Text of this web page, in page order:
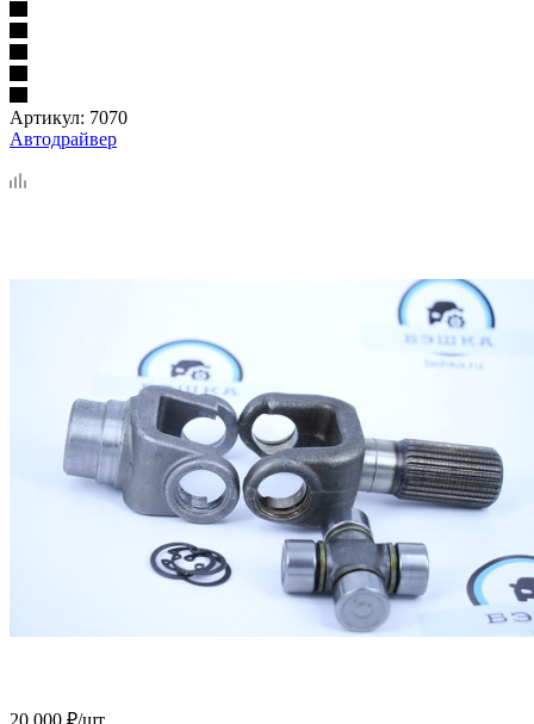
Артикул: 7070
Автодрайвер
20 000 ₽/шт